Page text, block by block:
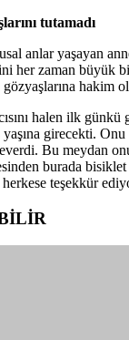
tutamadı
anlar yaşayan
her zaman büyük
hakim
halen ilk günkü
girecekti.
Bu meydan
burada
teşekkür